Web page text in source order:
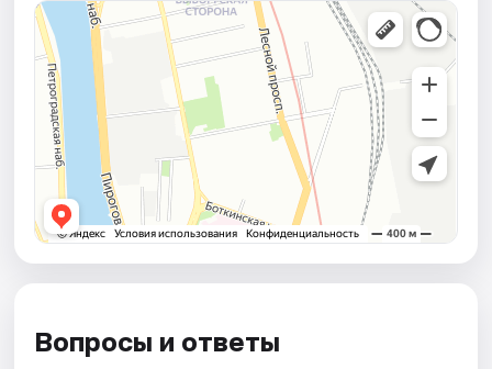
Вопросы и ответы